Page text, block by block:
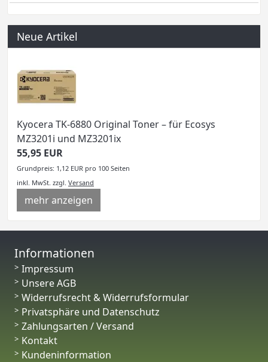
Neue Artikel
Kyocera TK-6880 Original Toner – für Ecosys
MZ3201i und MZ3201ix
55,95 EUR
Grundpreis: 1,12 EUR pro 100 Seiten
inkl. MwSt. zzgl. Versand
mehr anzeigen
Informationen
Impressum
Unsere AGB
Widerrufsrecht & Widerrufsformular
Privatsphäre und Datenschutz
Zahlungsarten / Versand
Kontakt
Kundeninformation